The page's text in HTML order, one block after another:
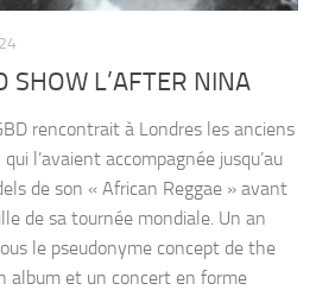
SHOW L’AFTER NINA
rencontrait à Londres les anciens
l’avaient accompagnée jusqu’au
de son « African Reggae » avant
de sa tournée mondiale. Un an
le pseudonyme concept de the
album et un concert en forme